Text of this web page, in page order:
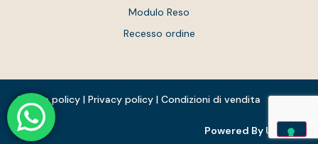
Modulo Reso
Recesso ordine
Cookie policy |Privacy policy |Condizioni di vendita
Powered By Unique